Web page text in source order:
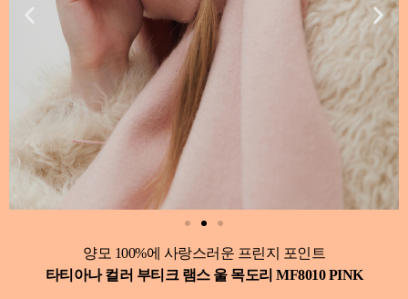
양모 100%에 사랑스러운 프린지 포인트
타티아나 컬러 부티크 램스 울 목도리 MF8010 PINK